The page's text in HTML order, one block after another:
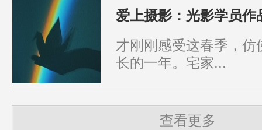
爱上摄影：光影学员作
才刚刚感受这春季，仿
长的一年。宅家...
查看更多